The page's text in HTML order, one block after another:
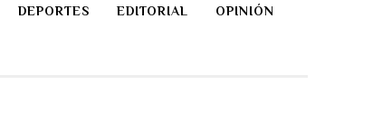
DEPORTES EDITORIAL OPINIÓN